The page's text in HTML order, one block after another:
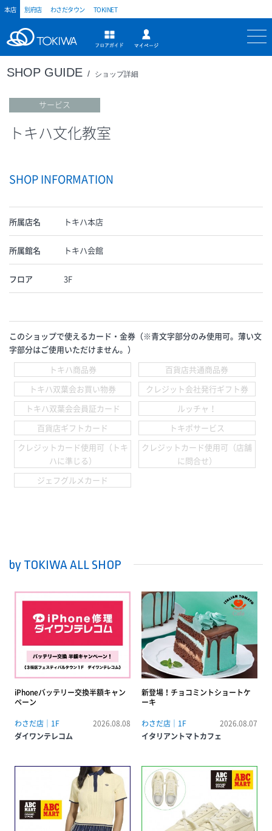
本店 別府店 わさだタウン TOKINET
トキハ フロアガイド
SHOP GUIDE ショップ詳細
トキハ文化教室
サービス
SHOP INFORMATION
所属店名 トキハ本店
所属館名 トキハ会館
フロア 3F
このショップで使えるカード・金券（※青文字部分のみ使用可。薄い文
字部分はご使用いただけません。）
トキハ商品券
百貨店共通商品券
トキハ双葉会お買い物券
クレジット会社発行ギフト券
トキハ双葉会会員証カード
ルッチャ！
百貨店ギフトカード
トキポサービス
クレジットカード使用可（トキ
ハに準じる）
クレジットカード使用可（店舗
に問合せ）
ジェフグルメカード
by TOKIWA ALL SHOP
iPhoneバッテリー交換半額キャン
ペーン
わさだ店｜1F
2026.08.08
ダイワンテレコム
新登場！チョコミントショートケ
ーキ
わさだ店｜1F
2026.08.07
イタリアントマトカフェ